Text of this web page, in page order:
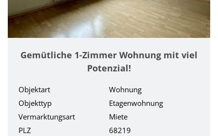
Gemütliche 1-Zimmer Wohnung mit viel
Potenzial!
Objektart
Wohnung
Objekttyp
Etagenwohnung
Vermarktungsart
Miete
PLZ
68219